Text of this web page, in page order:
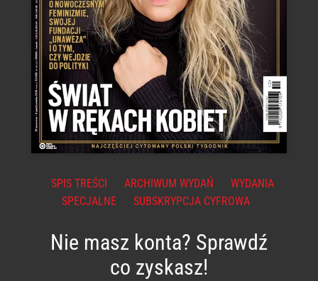
SPIS TREŚCI ARCHIWUM WYDAŃ
WYDANIA
SPECJALNE
SUBSKRYPCJA CYFROWA
Nie masz konta? Sprawdź
co zyskasz!